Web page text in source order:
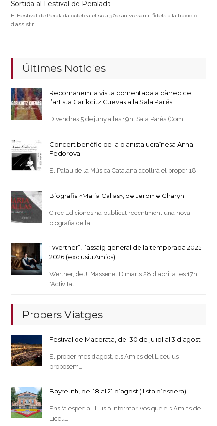
Sortida al Festival de Peralada
El Festival de Peralada celebra el seu 30è aniversari i, fidels a la tradició
d'assistir…
Últimes Notícies
Recomanem la visita comentada a càrrec de
l’artista Garikoitz Cuevas a la Sala Parés
Divendres 5 de juny a les 19h Sala Parés (Com…
Concert benèfic de la pianista ucraïnesa Anna
Fedorova
El Palau de la Música Catalana acollirà el proper 18…
Biografia «Maria Callas», de Jerome Charyn
Circe Ediciones ha publicat recentment una nova
biografia de la…
“Werther”, l’assaig general de la temporada 2025-
2026 (exclusiu Amics)
Werther, de J. Massenet Dimarts 28 d'abril a les 17h
*Activitat…
Propers Viatges
Festival de Macerata, del 30 de juliol al 3 d’agost
El proper mes d’agost, els Amics del Liceu us
proposem…
Bayreuth, del 18 al 21 d’agost (llista d’espera)
Ens fa especial il·lusió informar-vos que els Amics del
Liceu…